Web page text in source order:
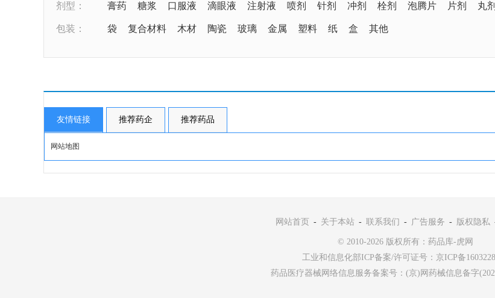
剂型：
膏药 糖浆 口服液 滴眼液 注射液 喷剂 针剂 冲剂 栓剂 泡腾片 片剂 丸剂
包装： 袋 复合材料 木材 陶瓷 玻璃 金属 塑料 纸 盒 其他
友情链接 推荐药企 推荐药品
网站地图
网站首页 - 关于本站 - 联系我们 - 广告服务 - 版权隐私
© 2010-2026 版权所有：药品库-虎网
工业和信息化部ICP备案/许可证号： 京ICP备
药品医疗器械网络信息服务备案号：(京)网药械信息备字